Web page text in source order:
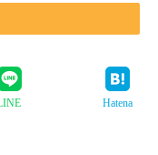
Hatena